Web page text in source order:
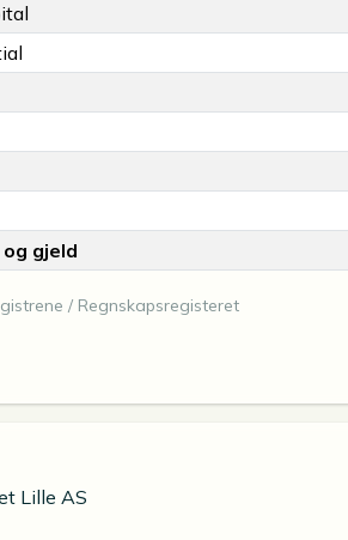
gjeld
/ Regnskapsregisteret
Lille AS